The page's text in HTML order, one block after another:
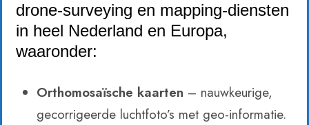
drone‑surveying en mapping-diensten
in heel Nederland en Europa,
waaronder:
Orthomosaïsche kaarten – nauwkeurige,
gecorrigeerde luchtfoto’s met geo-informatie.